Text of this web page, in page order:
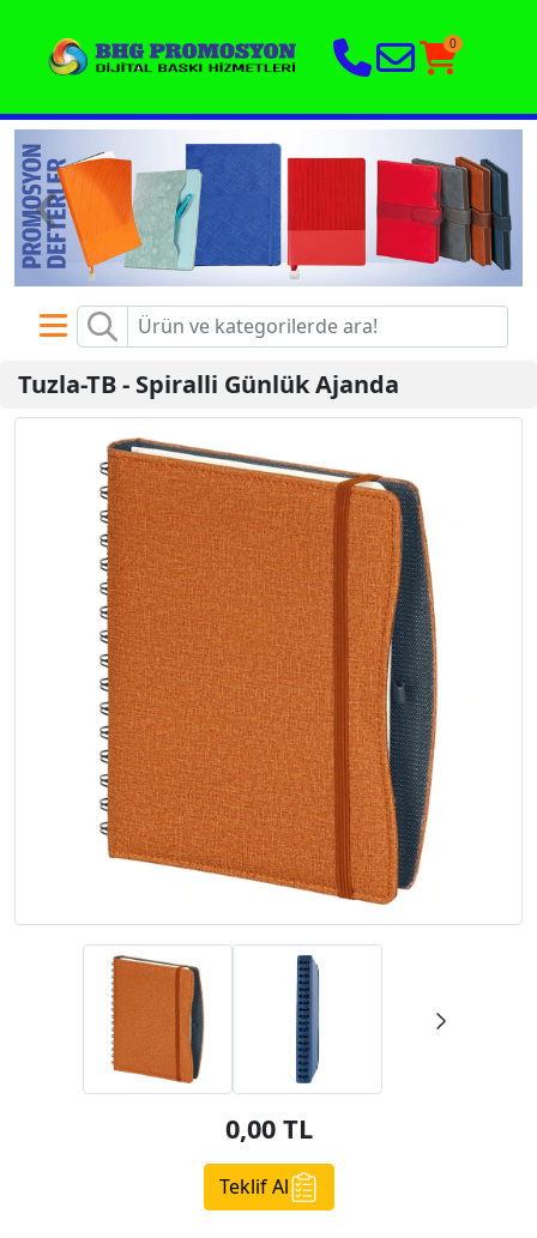
0
‹ ›
Tuzla-TB- Spiralli Günlük Ajanda
0,00 TL
Teklif Al